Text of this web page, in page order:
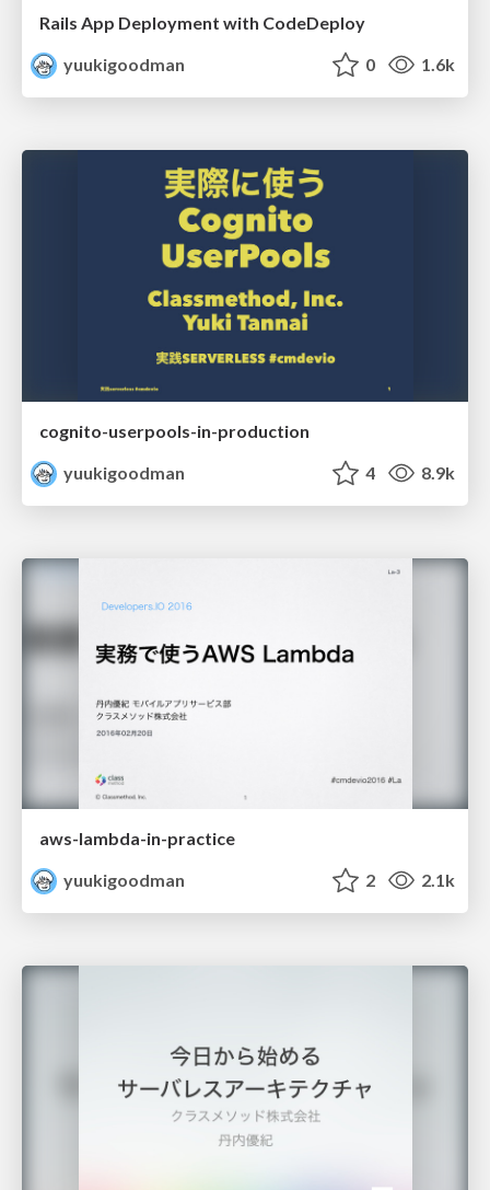
Rails App Deployment with CodeDeploy
yuukigoodman
0 1.6k
cognito-userpools-in-production
yuukigoodman
4 8.9k
aws-lambda-in-practice
yuukigoodman
2 2.1k